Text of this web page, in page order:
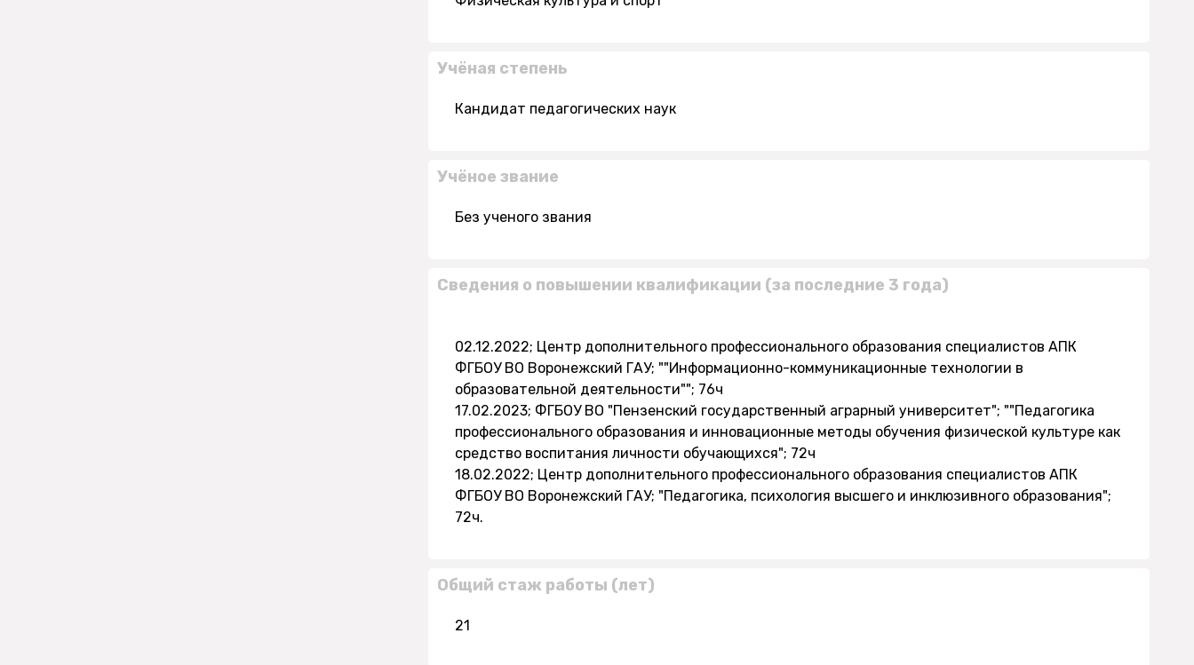
Учёная степень
Кандидат педагогических наук
Учёное звание
Без ученого звания
Сведения о повышении квалификации (за последние 3 года)
02.12.2022; Центр дополнительного профессионального образования специалистов АПК
ФГБОУ ВО Воронежский ГАУ; ""Информационно-коммуникационные технологии в
образовательной деятельности""; 76ч
17.02.2023; ФГБОУ ВО "Пензенский государственный аграрный университет"; ""Педагогика
профессионального образования и инновационные методы обучения физической культуре как
средство воспитания личности обучающихся"; 72ч
18.02.2022; Центр дополнительного профессионального образования специалистов АПК
ФГБОУ ВО Воронежский ГАУ; "Педагогика, психология высшего и инклюзивного образования";
72ч.
Общий стаж работы (лет)
21